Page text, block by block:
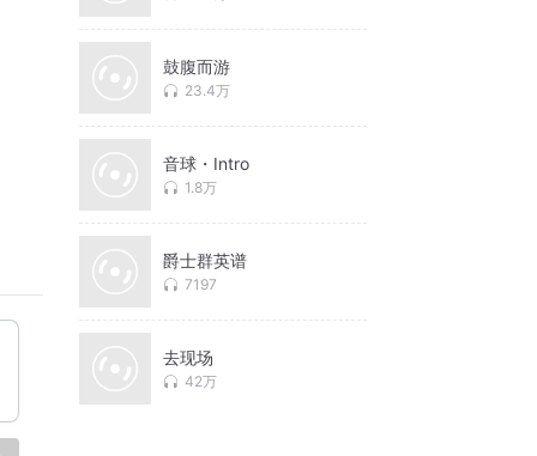
鼓腹而游
23.4万
音球・Intro
1.8万
爵士群英谱
7197
去现场
42万